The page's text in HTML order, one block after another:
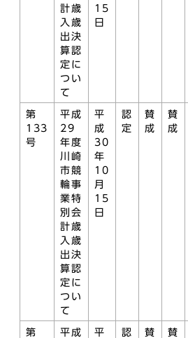
計歳
入歳
出決
算認
定に
つい
て
15
日
第
133
号
平成
29
年度
川崎
市競
輪事
業特
別会
計歳
入歳
出決
算認
定に
つい
て
平
成
30
年
10
月
15
日
認
定
賛
成
賛
成
第
平成
平
認
賛
賛